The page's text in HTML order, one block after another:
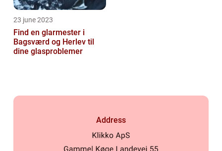
23 june 2023
Find en glarmester i
Bagsværd og Herlev til
dine glasproblemer
Address